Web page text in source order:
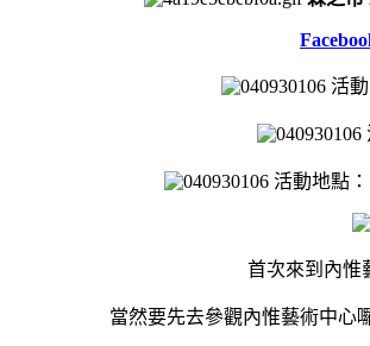
活動
活動地點
首次來到 內惟
當然要先去參觀內惟藝術中心